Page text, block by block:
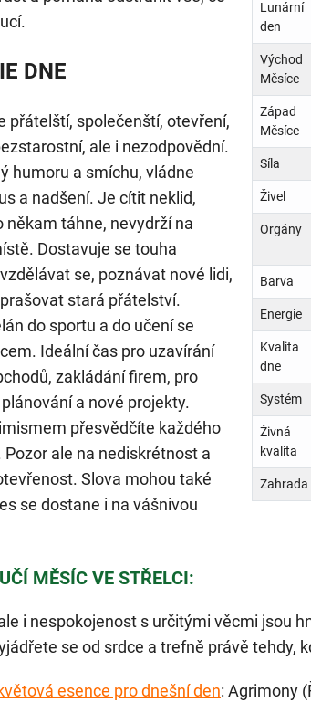
Lunární
den
Východ
Měsíce
Západ
Měsíce
Síla
Živel
Orgány
Barva
Energie
Kvalita
dne
Systém
Živná
kvalita
Zahrada
DNE
přátelští, společenští, otevření,
ale i nezodpovědní.
humoru a smíchu, vládne
a nadšení. Je cítit neklid,
někam táhne, nevydrží na
Dostavuje se touha
se, poznávat nové lidi,
stará přátelství.
do sportu a do učení se
Ideální čas pro uzavírání
zakládání firem, pro
a nové projekty.
přesvědčíte každého
Pozor ale na nediskrétnost a
Slova mohou také
se dostane i na vášnivou
MĚSÍC VE STŘELCI:
i nespokojenost s určitými věcmi jsou
se od srdce a trefně právě tehdy,
esence pro dnešní den: Agrimony